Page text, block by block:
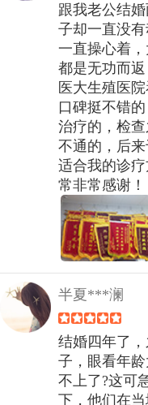
跟我老公结
子却一直没
一直操心着
都是无功而
医大生殖医
口碑挺不错
治疗的，检
不通的，后
适合我的诊
常非常感谢！
半夏***澜
结婚四年了
子，眼看年
不上了?这可
下，他们在